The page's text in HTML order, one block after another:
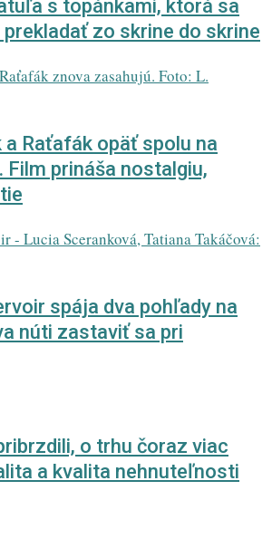
s topánkami, ktorá sa
zo skrine do skrine
a Raťafák opäť spolu na
Film prináša nostalgiu,
spája dva pohľady na
núti zastaviť sa pri
o trhu čoraz viac
a kvalita nehnuteľnosti